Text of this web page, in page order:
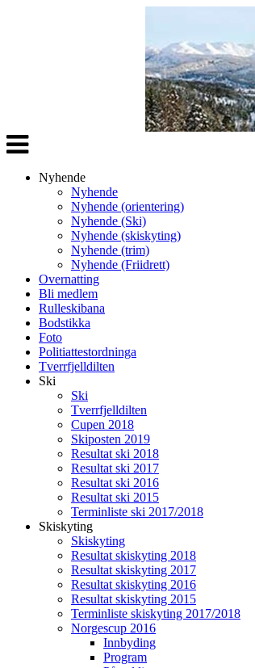
Veksle
navigasjon
Nyhende
Nyhende
Nyhende (orientering)
Nyhende (Ski)
Nyhende (skiskyting)
Nyhende (trim)
Nyhende (Friidrett)
Overnatting
Bli medlem
Rulleskibana
Bodstikka
Foto
Politiattestordninga
Tverrfjelldilten
Ski
Ski
Tverrfjelldilten
Cupen 2018
Skiposten 2019
Resultat ski 2018
Resultat ski 2017
Resultat ski 2016
Resultat ski 2015
Terminliste ski 2017/2018
Skiskyting
Skiskyting
Resultat skiskyting 2018
Resultat skiskyting 2017
Resultat skiskyting 2016
Resultat skiskyting 2015
Terminliste skiskyting 2017/2018
Norgescup 2016
Innbyding
Program